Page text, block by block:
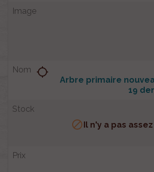
Arbre primaire
19
location_searching
 Il n'y a pas